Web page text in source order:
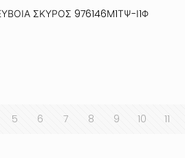
ΣΚΥΡΟΣ 976146Μ1ΤΨ-Ι1Φ
5 6 7 8 9 10 11